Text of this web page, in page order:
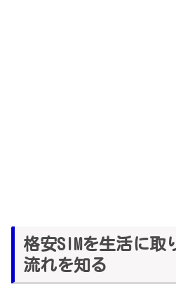
格安SIMを生活に取
流れを知る